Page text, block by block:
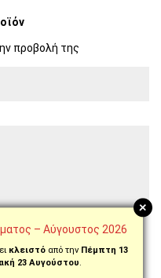
προβολή της
Καλή
+
– Αύγουστος 2026
κλειστό από την Πέμπτη 13
23 Αυγούστου.